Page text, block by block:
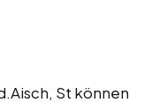
St können